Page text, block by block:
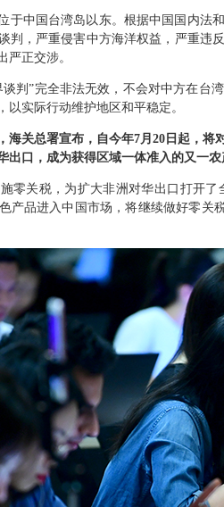
于中国台湾岛以东。根据中国国内法
判，严重侵害中方海洋权益，严重
严正交涉。
判”完全非法无效，不会对中方在
实际行动维护地区和平稳定。
海关总署宣布，自今年7月20日起，
出口，成为获得区域一体准入的又一
零关税，为扩大非洲对华出口打开
产品进入中国市场，将继续做好零关